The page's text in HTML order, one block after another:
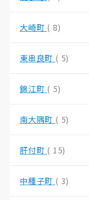
大崎町 ( 8)
東串良町 ( 5)
錦江町 ( 5)
南大隅町 ( 5)
肝付町 ( 15)
中種子町 ( 3)